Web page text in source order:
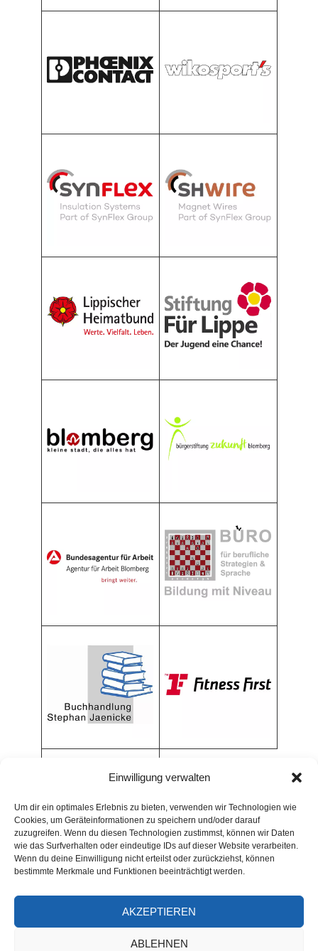
Einwilligung verwalten
Um dir ein optimales Erlebnis zu bieten, verwenden wir Technologien wie
Cookies, um Geräteinformationen zu speichern und/oder darauf
zuzugreifen. Wenn du diesen Technologien zustimmst, können wir Daten
wie das Surfverhalten oder eindeutige IDs auf dieser Website verarbeiten.
Wenn du deine Einwilligung nicht erteilst oder zurückziehst, können
bestimmte Merkmale und Funktionen beeinträchtigt werden.
AKZEPTIEREN
ABLEHNEN